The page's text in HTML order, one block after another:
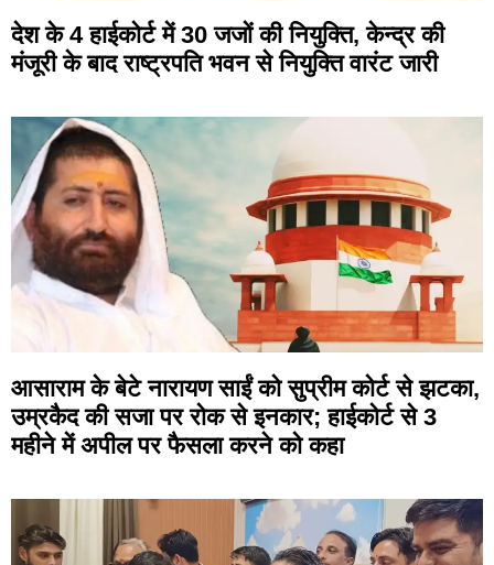
देश के 4 हाईकोर्ट में 30 जजों की नियुक्ति, केन्द्र की
मंजूरी के बाद राष्ट्रपति भवन से नियुक्ति वारंट जारी
आसाराम के बेटे नारायण साईं को सुप्रीम कोर्ट से झटका,
उम्रकैद की सजा पर रोक से इनकार; हाईकोर्ट से 3
महीने में अपील पर फैसला करने को कहा